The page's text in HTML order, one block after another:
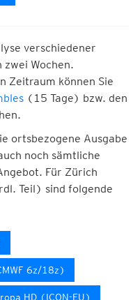
verschiedener
Wochen.
Zeitraum können Sie
(15 Tage) bzw. den
ortsbezogene Ausgabe
noch sämtliche
Für Zürich
Teil) sind folgende
6z/18z)
HD (ICON-EU)